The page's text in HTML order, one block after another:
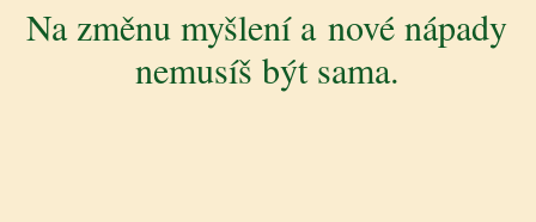
Na změnu myšlení a nové nápady
nemusíš být sama.